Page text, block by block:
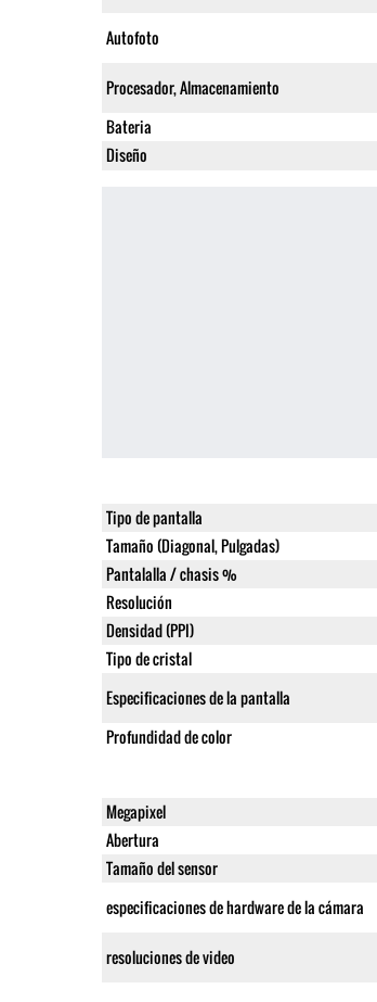
Autofoto
Procesador, Almacenamiento
Bateria
Diseño
Tipo de pantalla
Tamaño (Diagonal, Pulgadas)
Pantalalla / chasis %
Resolución
Densidad (PPI)
Tipo de cristal
Especificaciones de la pantalla
Profundidad de color
Megapixel
Abertura
Tamaño del sensor
especificaciones de hardware de la cámara
resoluciones de video